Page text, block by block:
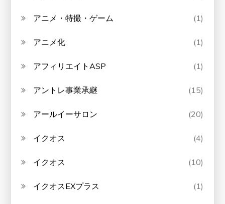
アニメ・特撮・ゲーム (1)
アニメ化 (1)
アフィリエイトASP (1)
アントレ事業承継 (15)
アールイーサロン (20)
イクオス (4)
イクオス (10)
イクオスEXプラス (1)